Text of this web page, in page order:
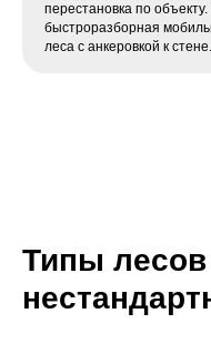
перестановка по
быстроразборная
леса с анкеровкой к стене.
Типы